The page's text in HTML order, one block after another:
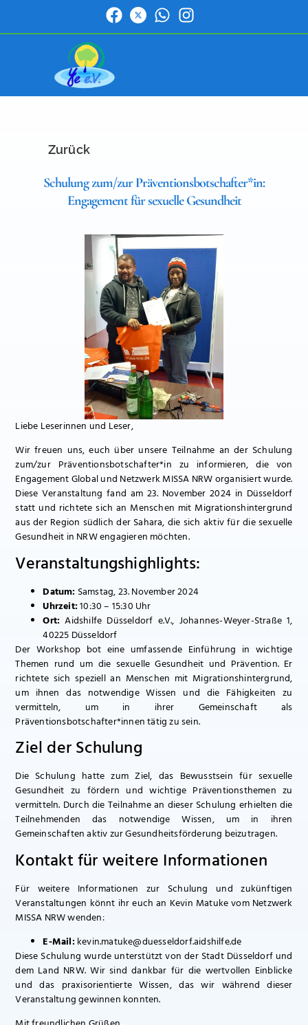
Zurück
Schulung zum/zur Präventionsbotschafter*in:
Engagement für sexuelle Gesundheit
Liebe Leserinnen und Leser,
Wir freuen uns, euch über unsere Teilnahme an der Schulung
zum/zur Präventionsbotschafter*in zu informieren, die von
Engagement Global und Netzwerk MISSA NRW organisiert wurde.
Diese Veranstaltung fand am 23. November 2024 in Düsseldorf
statt und richtete sich an Menschen mit Migrationshintergrund
aus der Region südlich der Sahara, die sich aktiv für die sexuelle
Gesundheit in NRW engagieren möchten.
Veranstaltungshighlights:
Datum: Samstag, 23. November 2024
Uhrzeit:10:30 – 15:30 Uhr
Ort: Aidshilfe Düsseldorf e.V., Johannes-Weyer-Straße 1,
40225 Düsseldorf
Der Workshop bot eine umfassende Einführung in wichtige
Themen rund um die sexuelle Gesundheit und Prävention. Er
richtete sich speziell an Menschen mit Migrationshintergrund,
um ihnen das notwendige Wissen und die Fähigkeiten zu
vermitteln, um in ihrer Gemeinschaft als
Präventionsbotschafter*innen tätig zu sein.
Ziel der Schulung
Die Schulung hatte zum Ziel, das Bewusstsein für sexuelle
Gesundheit zu fördern und wichtige Präventionsthemen zu
vermitteln. Durch die Teilnahme an dieser Schulung erhielten die
Teilnehmenden das notwendige Wissen, um in ihren
Gemeinschaften aktiv zur Gesundheitsförderung beizutragen.
Kontakt für weitere Informationen
Für weitere Informationen zur Schulung und zukünftigen
Veranstaltungen könnt ihr euch an Kevin Matuke vom Netzwerk
MISSA NRW wenden:
E-Mail:kevin.matuke@duesseldorf.aidshilfe.de
Diese Schulung wurde unterstützt von der Stadt Düsseldorf und
dem Land NRW. Wir sind dankbar für die wertvollen Einblicke
und das praxisorientierte Wissen, das wir während dieser
Veranstaltung gewinnen konnten.